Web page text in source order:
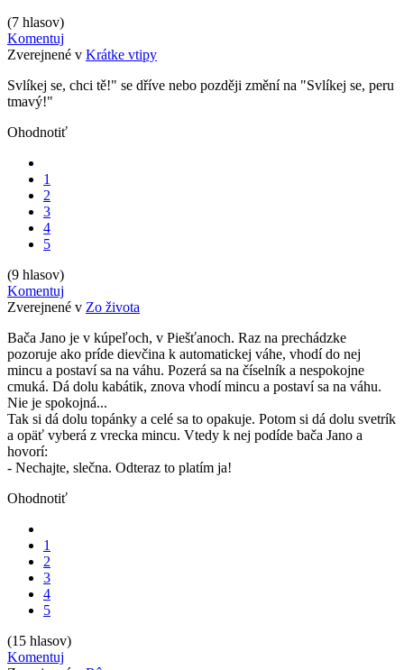
(7 hlasov)
Komentuj
Zverejnené v Krátke vtipy
Svlíkej se, chci tě!" se dříve nebo později změní na "Svlíkej se, peru
tmavý!"
Ohodnotiť
1
2
3
4
5
(9 hlasov)
Komentuj
Zverejnené v Zo života
Bača Jano je v kúpeľoch, v Piešťanoch. Raz na prechádzke
pozoruje ako príde dievčina k automatickej váhe, vhodí do nej
mincu a postaví sa na váhu. Pozerá sa na číselník a nespokojne
cmuká. Dá dolu kabátik, znova vhodí mincu a postaví sa na váhu.
Nie je spokojná...
Tak si dá dolu topánky a celé sa to opakuje. Potom si dá dolu svetrík
a opäť vyberá z vrecka mincu. Vtedy k nej podíde bača Jano a
hovorí:
- Nechajte, slečna. Odteraz to platím ja!
Ohodnotiť
1
2
3
4
5
(15 hlasov)
Komentuj